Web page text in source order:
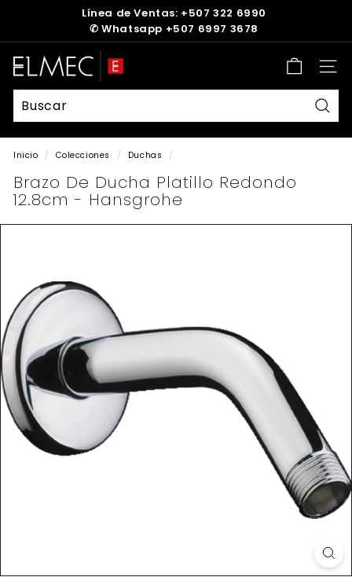
diapositivas
pausa
Línea de Ventas: +507 322 6990
✆ Whatsapp +507 6997 3678
E
L
M
E
C
Inicio / Colecciones / Duchas /
Brazo De Ducha Platillo Redondo
12.8cm - Hansgrohe